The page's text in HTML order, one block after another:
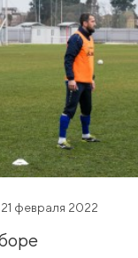
21 февраля 2022